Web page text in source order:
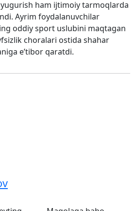
ham ijtimoiy tarmoqlarda
Ayrim foydalanuvchilar
oddiy sport uslubini maqtagan
choralari ostida shahar
e’tibor qaratdi.